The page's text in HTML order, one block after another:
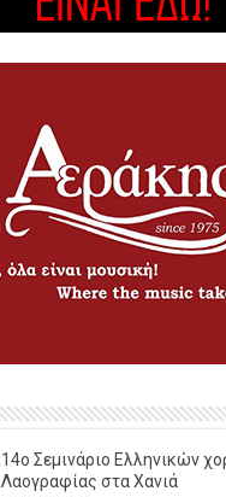
14o Σεμινάριο Ελληνικών
Λαογραφίας στα Χανιά